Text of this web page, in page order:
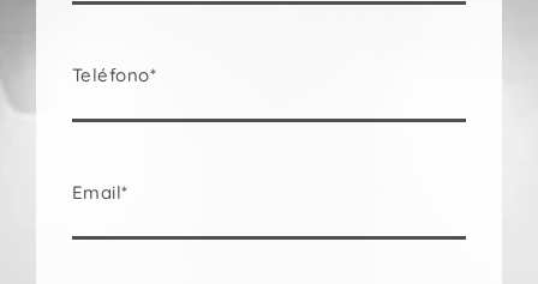
Teléfono*
Email*